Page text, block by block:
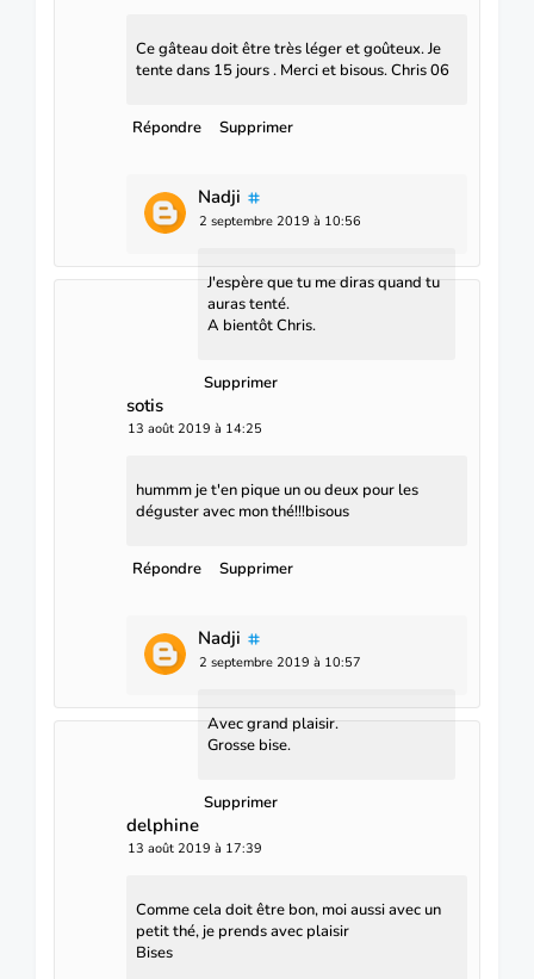
Ce gâteau doit être très léger et goûteux. Je
tente dans 15 jours . Merci et bisous. Chris 06
Répondre Supprimer
Nadji
2 septembre 2019 à 10:56
J'espère que tu me diras quand tu
auras tenté.
A bientôt Chris.
Supprimer
sotis
13 août 2019 à 14:25
hummm je t'en pique un ou deux pour les
déguster avec mon thé!!!bisous
Répondre Supprimer
Nadji
2 septembre 2019 à 10:57
Avec grand plaisir.
Grosse bise.
Supprimer
delphine
13 août 2019 à 17:39
Comme cela doit être bon, moi aussi avec un
petit thé, je prends avec plaisir
Bises